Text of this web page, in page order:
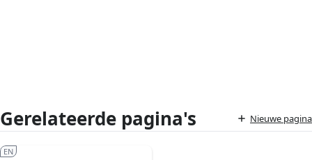
Gerelateerde pagina's Nieuwe pagina
EN